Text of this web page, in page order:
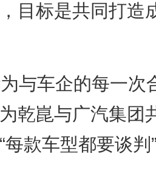
目标是共同打造
与车企的每一次
乾崑与广汽集团
每款车型都要谈